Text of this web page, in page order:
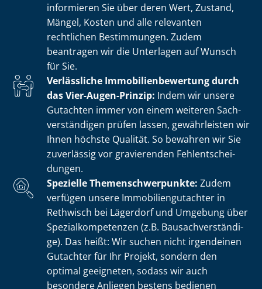
informieren Sie über deren Wert, Zustand,
Mängel, Kosten und alle relevanten
rechtlichen Bestimmungen. Zudem
beantragen wir die Unterlagen auf Wunsch
für Sie.
Verlässliche Im­mo­bi­li­en­be­wer­tung durch
das Vier-Augen-Prinzip: Indem wir unsere
Gutachten immer von einem weiteren Sach­
ver­stän­di­gen prüfen lassen, gewährleisten wir
Ihnen höchste Qualität. So bewahren wir Sie
zuverlässig vor gravierenden Fehl­ent­schei­
dun­gen.
Spezielle The­men­schwer­punk­te: Zudem
verfügen unsere Im­mo­bi­li­en­gut­ach­ter in
Rethwisch bei Lägerdorf und Umgebung über
Spe­zi­al­kom­pe­ten­zen (z.B. Bau­sach­ver­stän­di­
ge). Das heißt: Wir suchen nicht irgendeinen
Gutachter für Ihr Projekt, sondern den
optimal geeigneten, sodass wir auch
besondere Anliegen bestens bedienen